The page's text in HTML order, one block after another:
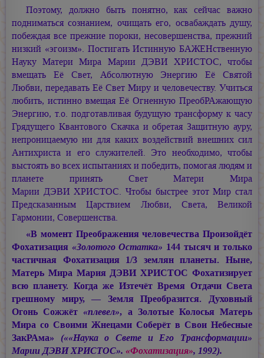
Поэтому, должно быть понятно, как сейчас важно
подниматься сознанием, очищать его, освабаждать душу,
побеждая все прежние пороки, несовершенства, прежний
низкий «эгоизм». Постигать Истинную БАЖЕНственную
Науку Матери Мира Марии ДЭВИ ХРИСТОС, чтобы
вмещать Её Свет, Абсолютную Энергию Её Святой
Любви, передавать Её Свет Миру и человечеству. Учиться
любить, истинно вмещая Её Огненную ПреобРАжающую
Энергию, т.о. подготавливая будущую трансформу к часу
Грядущего Квантового Скачка и обретая Защитную ауру,
непроницаемую ни для каких воздействий внешних сил
Антихриста и его служителей. Это необходимо, чтобы
выстоять во всех испытаниях и победить, помогая людям и
планете принять Свет Матери Мира
Марии ДЭВИ ХРИСТОС. Чтобы быстрее этот Мир стал
Предсказанным Царствием Любви, Света, Великой
Гармонии, Совершенства.
«В момент Преображения человечества Произойдёт
Фохатизация «Золотого Остатка» 144 тысяч и только
частичная Фохатизация 1/3 землян планеты. Ныне,
Матерь Мира Мария ДЭВИ ХРИСТОС Фохатизирует
всю планету. Когда же Изтечёт Время Отдачи Света
грешному миру, — Земля Преобразится. Духовный
Огонь Сожжёт«плевел», а Золотые Колосья Матерь
Мира со Своими Жнецами Соберёт в Свои Небесные
ЗакРАма» (««Наука о Свете и Его Трансформации»
Марии ДЭВИ ХРИСТОС». «Фохатизация», 1992).